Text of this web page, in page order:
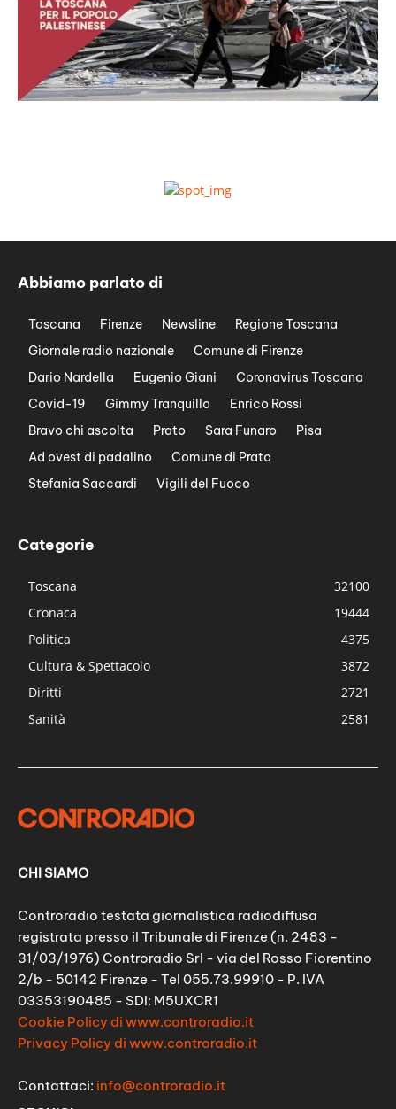
Abbiamo parlato di
Toscana Firenze Newsline
Regione Toscana
Giornale radio nazionale
Comune di Firenze
Dario Nardella
Eugenio Giani
Coronavirus Toscana
Covid-19
Gimmy Tranquillo
Enrico Rossi
Bravo chi ascolta
Prato Sara Funaro
Pisa
Ad ovest di padalino
Comune di Prato
Stefania Saccardi
Vigili del Fuoco
Categorie
Toscana
32100
Cronaca
19444
Politica
4375
Cultura & Spettacolo
3872
Diritti
2721
Sanità
2581
CHI SIAMO
Controradio testata giornalistica radiodiffusa
registrata presso il Tribunale di Firenze (n. 2483 -
31/03/1976) Controradio Srl - via del Rosso Fiorentino
2/b - 50142 Firenze - Tel 055.73.99910 - P. IVA
03353190485 - SDI: M5UXCR1
Cookie Policy di www.controradio.it
Privacy Policy di www.controradio.it
Contattaci: info@controradio.it